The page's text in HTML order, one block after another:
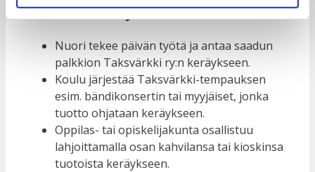
Erilaiset keräystavat:
Nuori tekee päivän työtä ja antaa saadun
palkkion Taksvärkki ry:n keräykseen.
Koulu järjestää Taksvärkki-tempauksen
esim. bändikonsertin tai myyjäiset, jonka
tuotto ohjataan keräykseen.
Oppilas- tai opiskelijakunta osallistuu
lahjoittamalla osan kahvilansa tai kioskinsa
tuotoista keräykseen.